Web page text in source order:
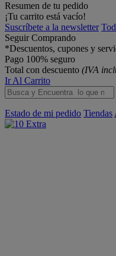
Resumen de tu pedido
¡Tu carrito está vacío!
Suscríbete a la newsletter
Seguir Comprando
*Descuentos, cupones y
Pago 100% seguro
Total con descuento (IVA
Ir Al Carrito
Estado de mi pedido Tiendas